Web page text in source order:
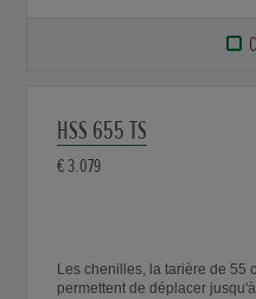
HSS 655 TS
€ 3.079
Les chenilles, la tarière de 55
permettent de déplacer